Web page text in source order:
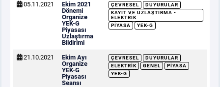
05.11.2021
Ekim 2021
Dönemi
Organize
YEK-G
Piyasası
Uzlaştırma
Bildirimi
ÇEVRESEL
DUYURULAR
KAYIT VE UZLAŞTIRMA -
ELEKTRIK
PIYASA
YEK-G
21.10.2021
Ekim Ayı
Organize
YEK-G
Piyasası
Seansı
ÇEVRESEL
DUYURULAR
ELEKTRIK
GENEL
PIYASA
YEK-G